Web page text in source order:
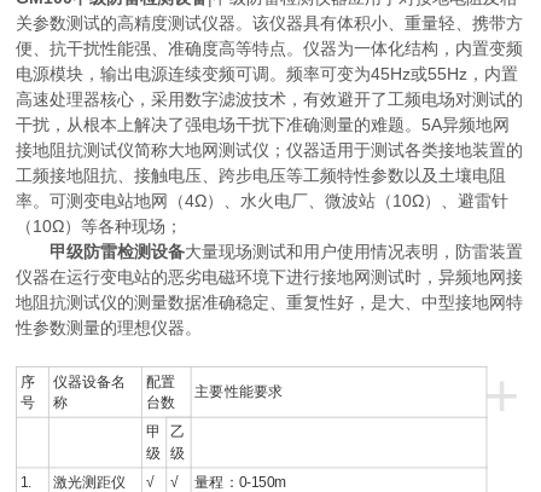
关参数测试的高精度测试仪器。该仪器具有体积小、重量轻、携带方
便、抗干扰性能强、准确度高等特点。仪器为一体化结构，内置变频
电源模块，输出电源连续变频可调。频率可变为45Hz或55Hz，内置
高速处理器核心，采用数字滤波技术，有效避开了工频电场对测试的
干扰，从根本上解决了强电场干扰下准确测量的难题。5A异频地网
接地阻抗测试仪简称大地网测试仪；仪器适用于测试各类接地装置的
工频接地阻抗、接触电压、跨步电压等工频特性参数以及土壤电阻
率。可测变电站地网（4Ω）、水火电厂、微波站（10Ω）、避雷针
（10Ω）等各种现场；
甲级防雷检测设备大量现场测试和用户使用情况表明，防雷装置
仪器在运行变电站的恶劣电磁环境下进行接地网测试时，异频地网接
地阻抗测试仪的测量数据准确稳定、重复性好，是大、中型接地网特
性参数测量的理想仪器。
+
序
号
仪器设备名
称
配置
台数
主要性能要求
甲
级
乙
级
1.
激光测距仪 √ √
量程：0-150m